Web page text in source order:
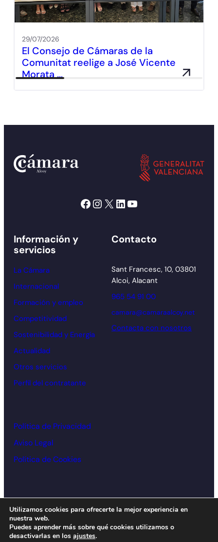
29/07/2026
El Consejo de Cámaras de la
Comunitat reelige a José Vicente
Morata …
Facebook Instagram X LinkedIn YouTube
Información y
servicios
La Cámara
Internacional
Formación y empleo
Competitividad
Sostenibilidad y Energía
Actualidad
Otros servicios
Perfil del contratante
Contacto
Sant Francesc, 10, 03801
Alcoi, Alacant
965 54 91 00
camara@camaraalcoy.net
Contacta con nosotros
Política de Privacidad
Aviso Legal
Política de Cookies
Diseño y desarrollo:
Utilizamos cookies para ofrecerte la mejor experiencia en
nuestra web.
Puedes aprender más sobre qué cookies utilizamos o
desactivarlas en los ajustes.